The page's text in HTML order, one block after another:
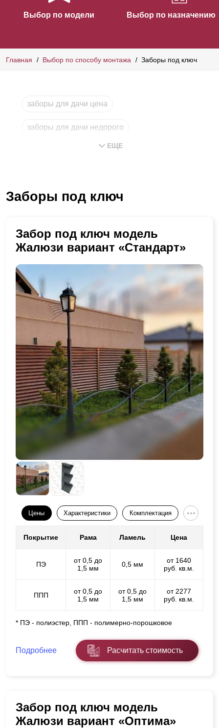
Выбор по модели Выбор по назначению
Главная Выбор по способу монтажа Заборы под ключ
заборы для дачи цена
заборы для дачи недорого
заборы купить
забор с установкой в московской области
ЕЩЕ
Заборы под ключ
Забор под ключ модель
Жалюзи вариант «Стандарт»
Цены Характеристики Комплектация
Покрытие Рама Ламель Цена
ПЭ
от 0,5 до
1,5 мм
0,5 мм
от 1640
руб. кв.м.
ППП
от 0,5 до
1,5 мм
от 0,5 до
1,5 мм
от 2277
руб. кв.м.
* ПЭ - полиэстер, ППП - полимерно-порошковое
Подробнее Расчитать стоимость
Забор под ключ модель
Жалюзи вариант «Оптима»